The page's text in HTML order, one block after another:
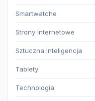
Smartwatche
Strony Internetowe
Sztuczna Inteligencja
Tablety
Technologia